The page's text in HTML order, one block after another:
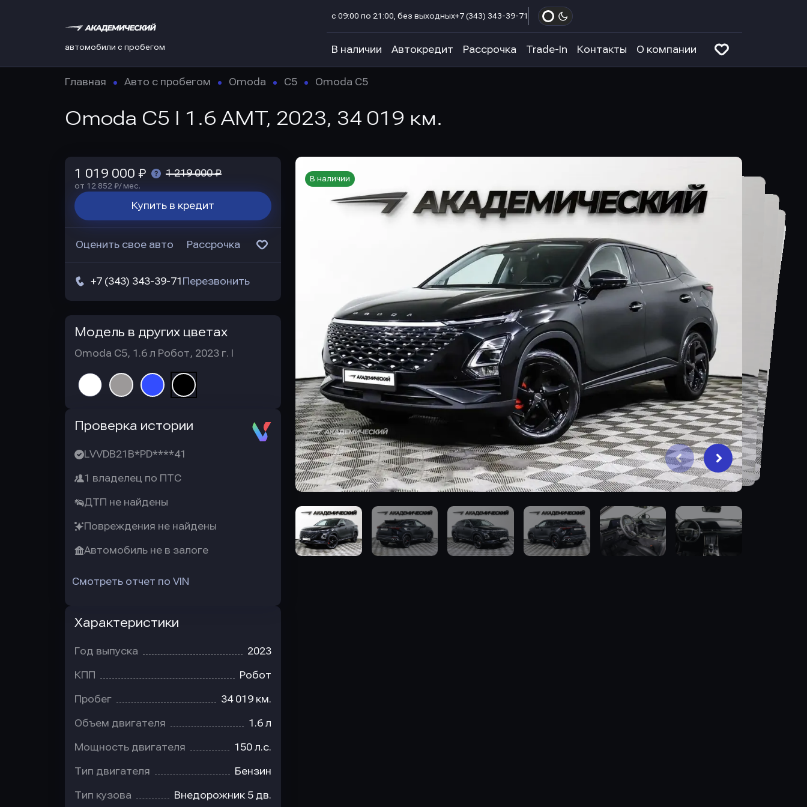
автомобили с пробегом
с 09:00 по 21:00, без выходных+7 (343) 343-39-71
В наличии Автокредит Рассрочка Trade-In Контакты О компании
Главная Авто с пробегом Omoda C5 Omoda C5
Omoda C5 I 1.6 AMT, 2023, 34 019 км.
В наличии
1 019 000 ₽ 1 219 000 ₽
от 12 852 ₽/ мес.
Купить в кредит
Оценить свое авто Рассрочка
+7 (343) 343-39-71 Перезвонить
Модель в других цветах
Omoda C5, 1.6 л Робот, 2023 г. I
Проверка истории
LVVDB21B*PD****41
1 владелец по ПТС
ДТП не найдены
Повреждения не найдены
Автомобиль не в залоге
Смотреть отчет по VIN
Характеристики
Год выпуска 2023
КПП Робот
Пробег 34 019 км.
Объем двигателя 1.6 л
Мощность двигателя 150 л.с.
Тип двигателя Бензин
Тип кузова Внедорожник 5 дв.